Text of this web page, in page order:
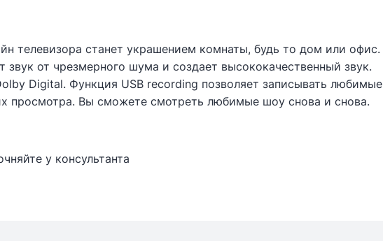
телевизора станет украшением комнаты, будь то дом или офис.
звук от чрезмерного шума и создает высококачественный звук.
Digital. Функция USB recording позволяет записывать любимые
просмотра. Вы сможете смотреть любимые шоу снова и снова.
у консультанта